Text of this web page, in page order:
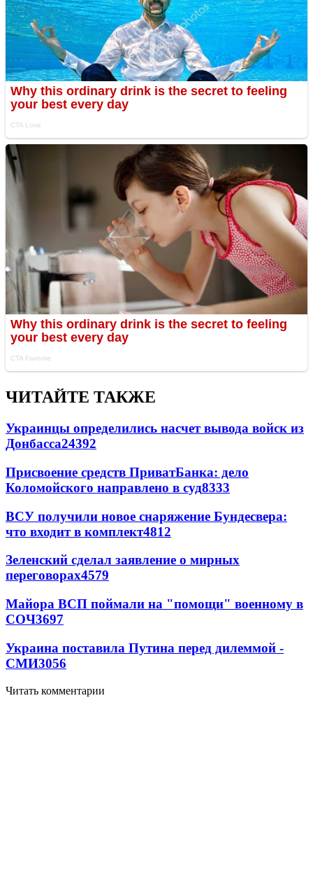
ЧИТАЙТЕ ТАКЖЕ
Украинцы определились насчет вывода войск из
Донбасса24392
Присвоение средств ПриватБанка: дело
Коломойского направлено в суд8333
ВСУ получили новое снаряжение Бундесвера:
что входит в комплект4812
Зеленский сделал заявление о мирных
переговорах4579
Майора ВСП поймали на "помощи" военному в
СОЧ3697
Украина поставила Путина перед дилеммой -
СМИ3056
Читать комментарии